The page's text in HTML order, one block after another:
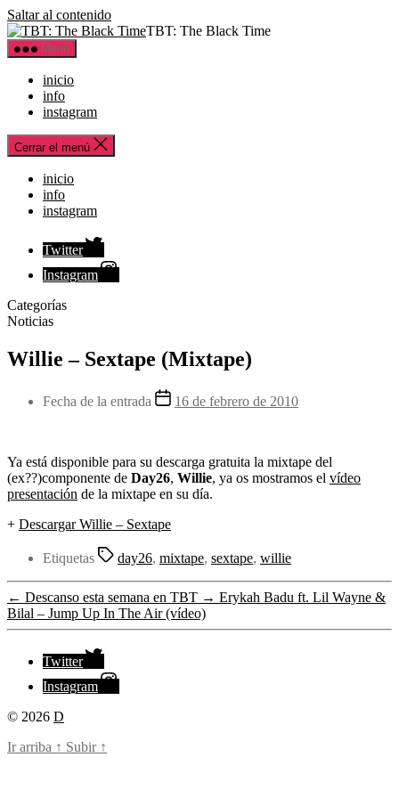
Saltar al contenido
TBT: The Black Time
Menú
inicio
info
instagram
Cerrar el menú
inicio
info
instagram
Twitter
Instagram
Categorías
Noticias
Willie – Sextape (Mixtape)
Fecha de la entrada 16 de febrero de 2010
Ya está disponible para su descarga gratuita la mixtape del
(ex??)componente de Day26, Willie, ya os mostramos el vídeo
presentación de la mixtape en su día.
+ Descargar Willie – Sextape
Etiquetas day26, mixtape, sextape, willie
← Descanso esta semana en TBT → Erykah Badu ft. Lil Wayne &
Bilal – Jump Up In The Air (vídeo)
Twitter
Instagram
© 2026 D
Ir arriba ↑ Subir ↑